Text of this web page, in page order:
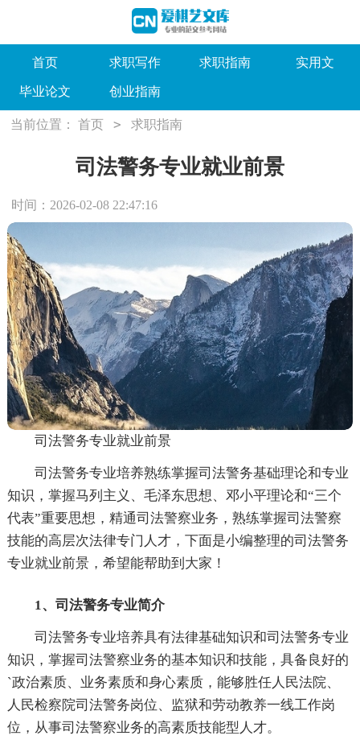
首页 求职写作 求职指南 实用文
毕业论文 创业指南
当前位置： 首页 > 求职指南
司法警务专业就业前景
时间：2026-02-08 22:47:16
司法警务专业就业前景
司法警务专业培养熟练掌握司法警务基础理论和专业
知识，掌握马列主义、毛泽东思想、邓小平理论和“三个
代表”重要思想，精通司法警察业务，熟练掌握司法警察
技能的高层次法律专门人才，下面是小编整理的司法警务
专业就业前景，希望能帮助到大家！
1、司法警务专业简介
司法警务专业培养具有法律基础知识和司法警务专业
知识，掌握司法警察业务的基本知识和技能，具备良好的
`政治素质、业务素质和身心素质，能够胜任人民法院、
人民检察院司法警务岗位、监狱和劳动教养一线工作岗
位，从事司法警察业务的高素质技能型人才。